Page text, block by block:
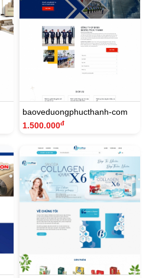
baoveduongphucthanh-com
1.500.000đ